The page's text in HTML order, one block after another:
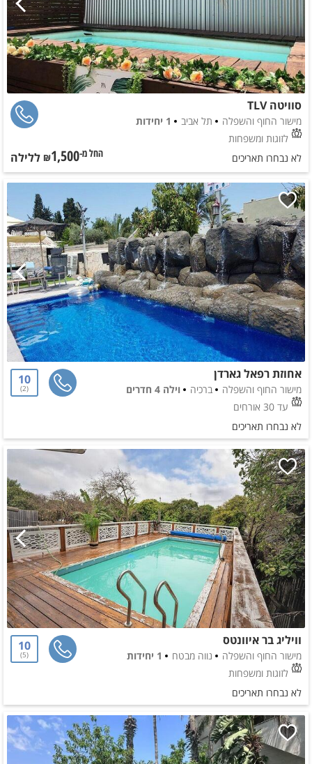
סוויטה TLV
מישור החוף והשפלה תל אביב
1 יחידות
לזוגות ומשפחות
לא נבחרו תאריכים
החל מ-₪1,500 ללילה
אחוזת רפאל גארדן
מישור החוף והשפלה ברכיה
וילה 4 חדרים
עד 30 אורחים
10
2
לא נבחרו תאריכים
וויליג בר איוונטס
מישור החוף והשפלה נווה מבטח
1 יחידות
לזוגות ומשפחות
10
5
לא נבחרו תאריכים